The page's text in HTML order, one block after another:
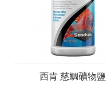
西肯 慈鯛礦物鹽